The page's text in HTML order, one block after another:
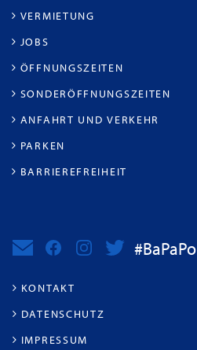
VERMIETUNG
JOBS
ÖFFNUNGSZEITEN
SONDERÖFFNUNGSZEITEN
ANFAHRT UND VERKEHR
PARKEN
BARRIEREFREIHEIT
#BaPaPo
KONTAKT
DATENSCHUTZ
IMPRESSUM